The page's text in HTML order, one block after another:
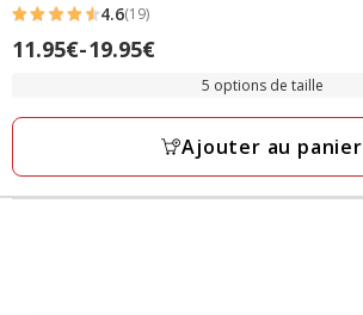
4.6
étoiles
19
4.6(19)
Prix
à
19.95€
11.95€-19.95€
5 options de taille
Ajouter au panier